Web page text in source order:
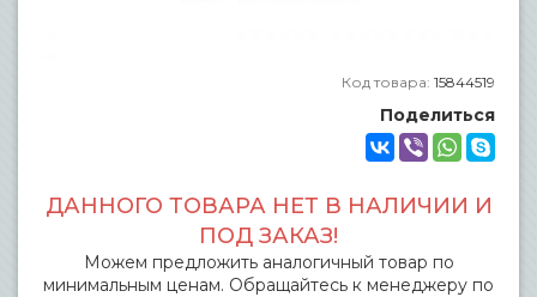
Код товара: 15844519
Поделиться
ДАННОГО ТОВАРА НЕТ В НАЛИЧИИ И
ПОД ЗАКАЗ!
Можем предложить аналогичный товар по
минимальным ценам. Обращайтесь к менеджеру по